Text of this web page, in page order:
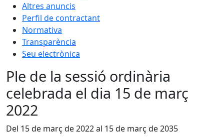
Altres anuncis
Perfil de contractant
Normativa
Transparència
Seu electrònica
Ple de la sessió ordinària
celebrada el dia 15 de març
2022
Del 15 de març de 2022 al 15 de març de 2035